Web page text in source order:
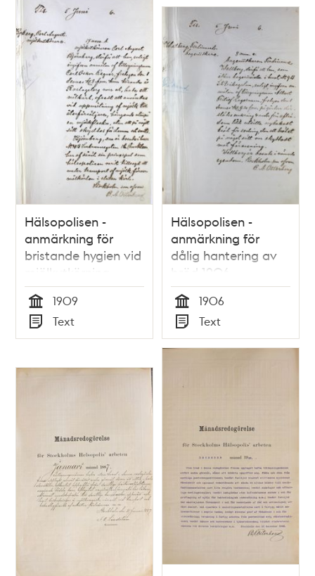
Hälsopolisen -
anmärkning för
bristande hygien vid
mjölkutkörning
Tid
1909
Typ
Text
Hälsopolisen -
anmärkning för
dålig hantering av
bröd 1906
Tid
1906
Typ
Text